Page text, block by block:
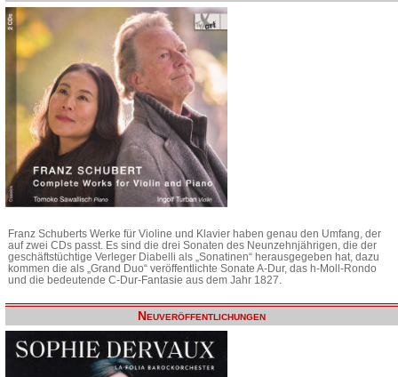
Franz Schuberts Werke für Violine und Klavier haben genau den Umfang, der
auf zwei CDs passt. Es sind die drei Sonaten des Neunzehnjährigen, die der
geschäftstüchtige Verleger Diabelli als „Sonatinen“ herausgegeben hat, dazu
kommen die als „Grand Duo“ veröffentlichte Sonate A-Dur, das h-Moll-Rondo
und die bedeutende C-Dur-Fantasie aus dem Jahr 1827.
Neuveröffentlichungen